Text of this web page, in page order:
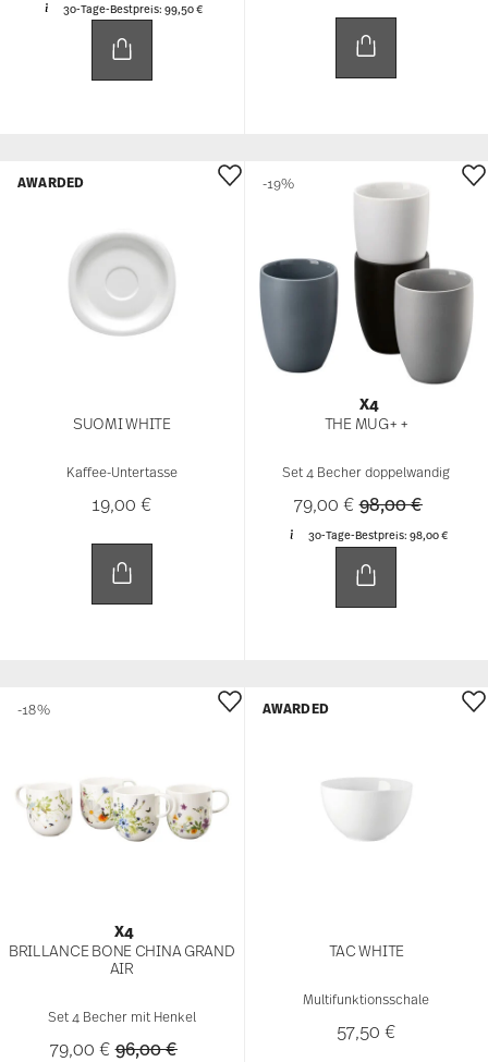
30-Tage-Bestpreis:99,50 €
SUOMI WHITE
Kaffee-Untertasse
19,00 €
AWARDED
X4
THE MUG+ +
Set 4 Becher doppelwandig
79,00 €Price reduced
98,00 €to
30-Tage-Bestpreis: 98,00 €
-19%
X4
BRILLANCE BONE CHINA GRAND
AIR
Set 4 Becher mit Henkel
79,00 €Price reduced from
96,00 €to
-18%
TAC WHITE
Multifunktionsschale
57,50 €
AWARDED